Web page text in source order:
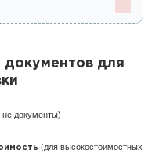
для
не документы)
(для высокостоимостных